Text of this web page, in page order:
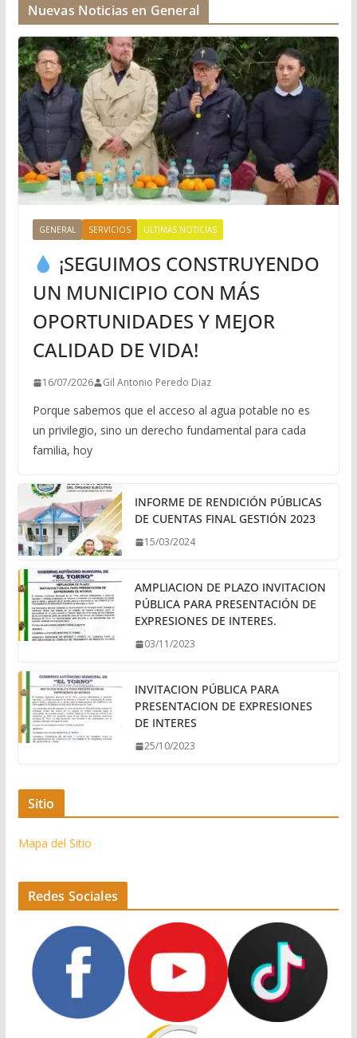
Nuevas Noticias en General
GENERAL SERVICIOS ULTIMAS NOTICIAS
¡SEGUIMOS CONSTRUYENDO
UN MUNICIPIO CON MÁS
OPORTUNIDADES Y MEJOR
CALIDAD DE VIDA!
16/07/2026 Gil Antonio Peredo Diaz
Porque sabemos que el acceso al agua potable no es
un privilegio, sino un derecho fundamental para cada
familia, hoy
INFORME DE RENDICIÓN PÚBLICAS
DE CUENTAS FINAL GESTIÓN 2023
15/03/2024
AMPLIACION DE PLAZO INVITACION
PÚBLICA PARA PRESENTACIÓN DE
EXPRESIONES DE INTERES.
03/11/2023
INVITACION PÚBLICA PARA
PRESENTACION DE EXPRESIONES
DE INTERES
25/10/2023
Sitio
Mapa del Sitio
Redes Sociales